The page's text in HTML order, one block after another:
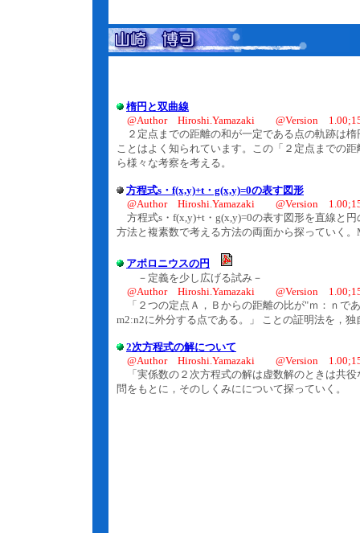
楕円と双曲線
@Author Hiroshi.Yamazaki @Version
２定点までの距離の和が一定である点の軌跡は
ことはよく知られています。この「２定点までの
ら様々な考察を考える。
方程式s・f(x,y)+t・g(x,y)=0の表す図形
@Author Hiroshi.Yamazaki @Version
方程式s・f(x,y)+t・g(x,y)=0の表す図形を直線と
方法と複素数で考える方法の両面から探っていく
アポロニウスの円
－定義を少し広げる試み－
@Author Hiroshi.Yamazaki @Version
「２つの定点Ａ，Ｂからの距離の比が"ｍ：ｎで
m2:n2に外分する点である。」 ことの証明法を，
2次方程式の解について
@Author Hiroshi.Yamazaki @Version
「実係数の２次方程式の解は虚数解のときは共
問をもとに，そのしくみにについて探っていく。